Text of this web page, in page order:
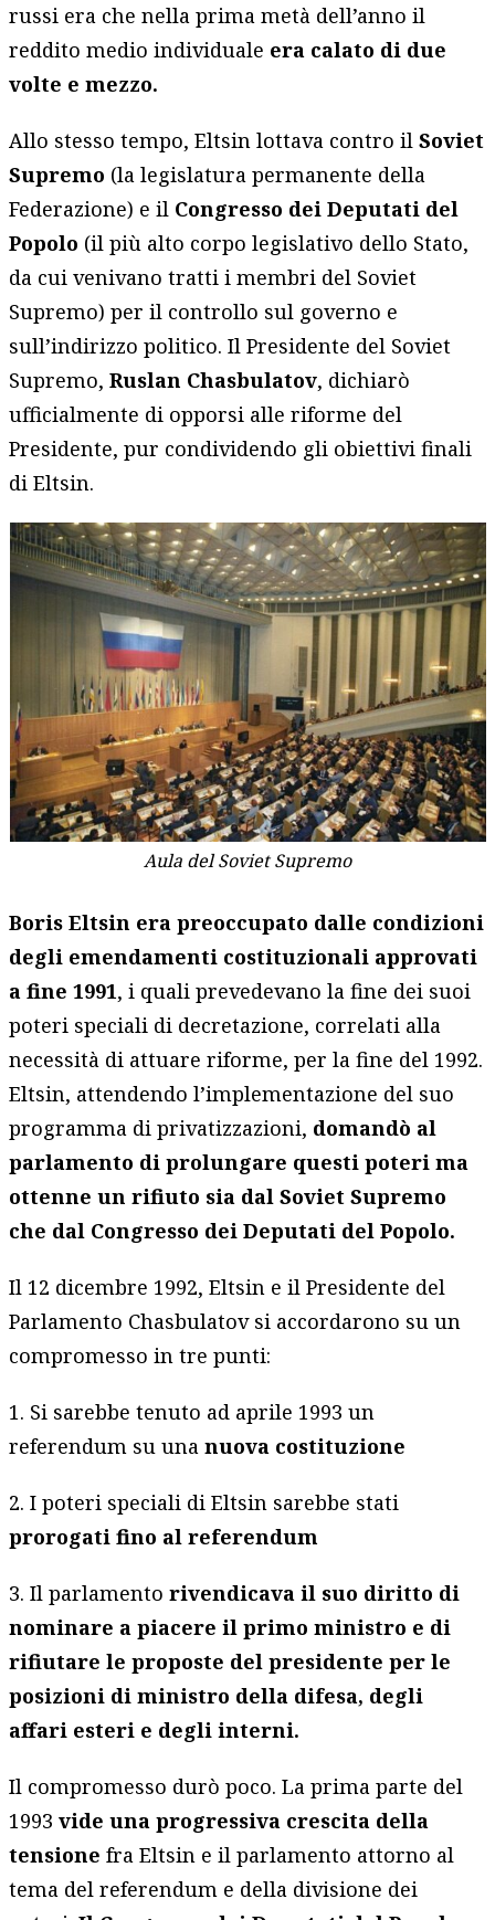
russi era che nella prima metà dell’anno il
reddito medio individuale era calato di due
volte e mezzo.
Allo stesso tempo, Eltsin lottava contro ilSoviet
Supremo (la legislatura permanente della
Federazione) e il Congresso dei Deputati del
Popolo (il più alto corpo legislativo dello Stato,
da cui venivano tratti i membri del Soviet
Supremo) per il controllo sul governo e
sull’indirizzo politico. Il Presidente del Soviet
Supremo,Ruslan Chasbulatov, dichiarò
ufficialmente di opporsi alle riforme del
Presidente, pur condividendo gli obiettivi finali
di Eltsin.
Aula del Soviet Supremo
Boris Eltsin era preoccupato dalle condizioni
degli emendamenti costituzionali approvati
a fine 1991, i quali prevedevano la fine dei suoi
poteri speciali di decretazione, correlati alla
necessità di attuare riforme, per la fine del 1992.
Eltsin, attendendo l’implementazione del suo
programma di privatizzazioni, domandò al
parlamento di prolungare questi poteri ma
ottenne un rifiuto sia dal Soviet Supremo
che dal Congresso dei Deputati del Popolo.
Il 12 dicembre 1992, Eltsin e il Presidente del
Parlamento Chasbulatov si accordarono su un
compromesso in tre punti:
1. Si sarebbe tenuto ad aprile 1993 un
referendum su una nuova costituzione
2. I poteri speciali di Eltsin sarebbe stati
prorogati fino al referendum
3. Il parlamentorivendicava il suo diritto di
nominare a piacere il primo ministro e di
rifiutare le proposte del presidente per le
posizioni di ministro della difesa, degli
affari esteri e degli interni.
Il compromesso durò poco. La prima parte del
1993vide una progressiva crescita della
tensione fra Eltsin e il parlamento attorno al
tema del referendum e della divisione dei